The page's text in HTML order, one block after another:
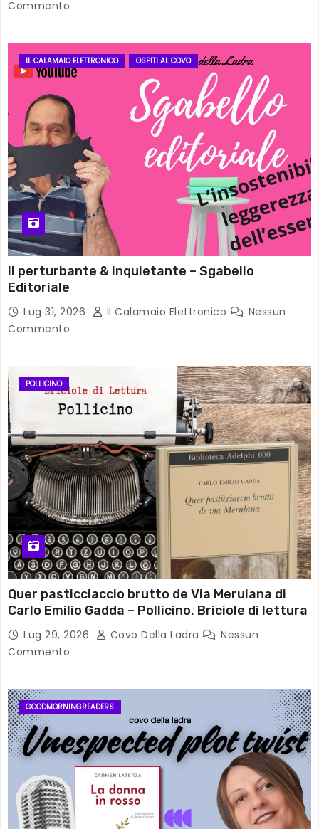
Commento
IL CALAMAIO ELETTRONICO OSPITI AL COVO
Il perturbante & inquietante – Sgabello
Editoriale
Lug 31, 2026 Il Calamaio Elettronico
Nessun
Commento
POLLICINO
Quer pasticciaccio brutto de Via Merulana di
Carlo Emilio Gadda – Pollicino. Briciole di lettura
Lug 29, 2026 Covo Della Ladra
Nessun
Commento
GOODMORNINGREADERS